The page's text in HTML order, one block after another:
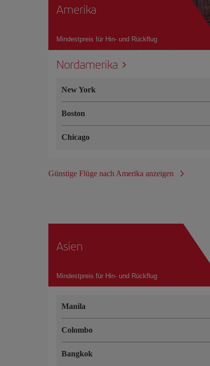
Amerika
Mindestpreis für Hin- und Rückflug
Nordamerika
New York
Boston
Chicago
Günstige Flüge nach Amerika anzeigen
Asien
Mindestpreis für Hin- und Rückflug
Manila
Colombo
Bangkok